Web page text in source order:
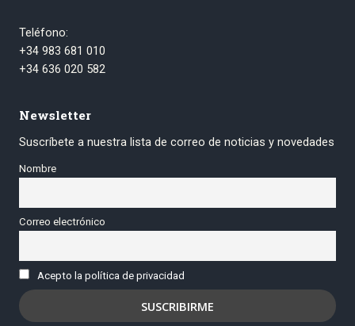
Teléfono:
+34 983 681 010
+34 636 020 582
Newsletter
Suscríbete a nuestra lista de correo de noticias y novedades
Nombre
Correo electrónico
Acepto la política de privacidad